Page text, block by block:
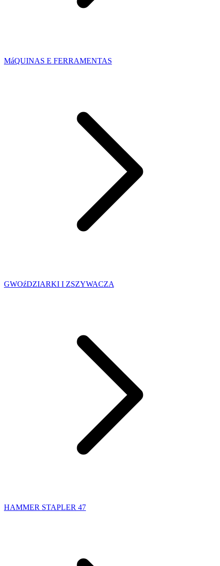
MáQUINAS E FERRAMENTAS
GWOźDZIARKI I ZSZYWACZA
HAMMER STAPLER 47